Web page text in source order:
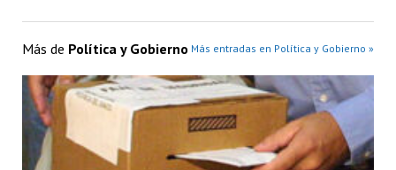
Más de Política y Gobierno Más entradas en Política y Gobierno »